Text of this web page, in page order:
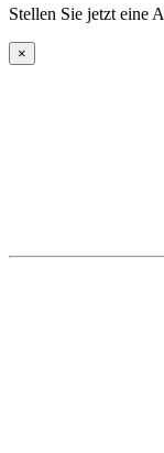
Stellen Sie jetzt eine
×